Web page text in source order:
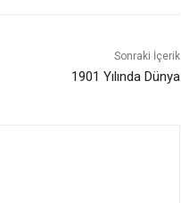
Sonraki İçerik
1901 Yılında Dünya